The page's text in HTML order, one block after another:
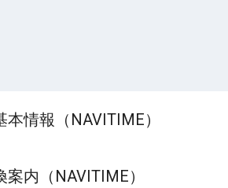
本情報（NAVITIME）
案内（NAVITIME）